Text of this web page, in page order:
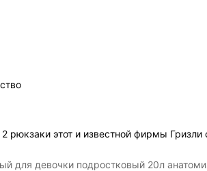
2 рюкзаки этот и известной фирмы
для девочки подростковый 20л